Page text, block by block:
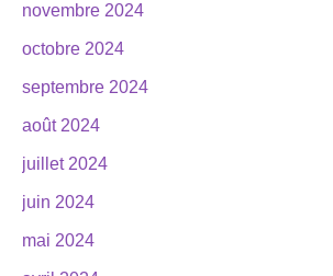
novembre 2024
octobre 2024
septembre 2024
août 2024
juillet 2024
juin 2024
mai 2024